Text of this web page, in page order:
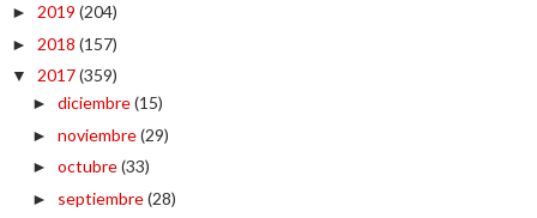
► 2019 (204)
► 2018 (157)
▼ 2017(359)
► diciembre(15)
► noviembre(29)
► octubre(33)
► septiembre(28)